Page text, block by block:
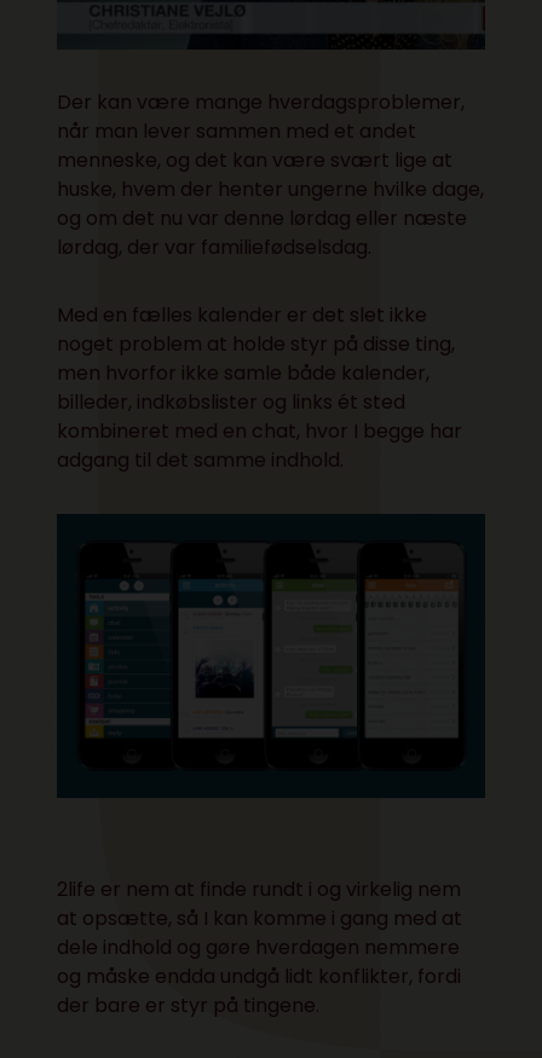
Der kan være mange hverdagsproblemer,
når man lever sammen med et andet
menneske, og det kan være svært lige at
huske, hvem der henter ungerne hvilke dage,
og om det nu var denne lørdag eller næste
lørdag, der var familiefødselsdag.
Med en fælles kalender er det slet ikke
noget problem at holde styr på disse ting,
men hvorfor ikke samle både kalender,
billeder, indkøbslister og links ét sted
kombineret med en chat, hvor I begge har
adgang til det samme indhold.
2life er nem at finde rundt i og virkelig nem
at opsætte, så I kan komme i gang med at
dele indhold og gøre hverdagen nemmere
og måske endda undgå lidt konflikter, fordi
der bare er styr på tingene.